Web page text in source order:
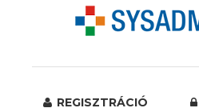
REGISZTRÁCIÓ